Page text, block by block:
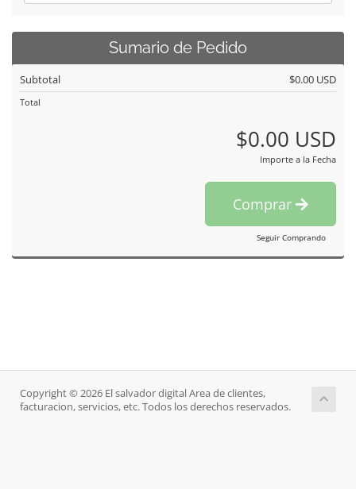
Sumario de Pedido
Subtotal $0.00 USD
Total
$0.00 USD
Importe a la Fecha
Comprar
Seguir Comprando
Copyright © 2026 El salvador digital Area de clientes,
facturacion, servicios, etc. Todos los derechos reservados.